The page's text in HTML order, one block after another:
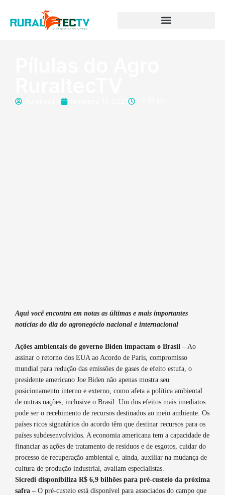
Aqui você encontra em notas as últimas e mais importantes
notícias do dia do agronegócio nacional e internacional
Ações ambientais do governo Biden impactam o Brasil – Ao
assinar o retorno dos EUA ao Acordo de Paris, compromisso
mundial para redução das emissões de gases de efeito estufa, o
presidente americano Joe Biden não apenas mostra seu
posicionamento interno e externo, como afeta a política ambiental
de outras nações, inclusive o Brasil. Um dos efeitos mais imediatos
pode ser o recebimento de recursos destinados ao meio ambiente. Os
países ricos signatários do acordo têm que destinar recursos para os
países subdesenvolvidos. A economia americana tem a capacidade de
financiar as ações de tratamento de resíduos e de esgotos, cuidar do
processo de recuperação ambiental e, ainda, auxiliar na mudança de
cultura de produção industrial, avaliam especialistas.
Sicredi disponibiliza R$ 6,9 bilhões para pré-custeio da próxima
safra – O pré-custeio está disponível para associados do campo que